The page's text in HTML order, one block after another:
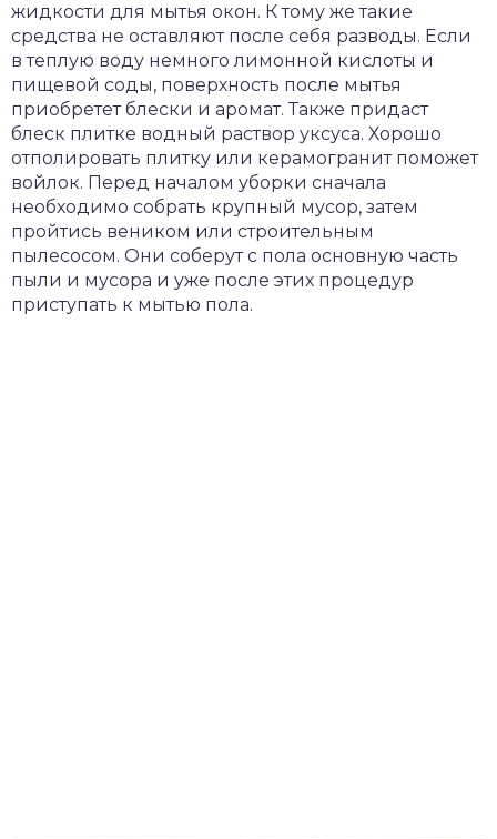
жидкости для мытья окон. К тому же такие
средства не оставляют после себя разводы. Если
в теплую воду немного лимонной кислоты и
пищевой соды, поверхность после мытья
приобретет блески и аромат. Также придаст
блеск плитке водный раствор уксуса. Хорошо
отполировать плитку или керамогранит поможет
войлок. Перед началом уборки сначала
необходимо собрать крупный мусор, затем
пройтись веником или строительным
пылесосом. Они соберут с пола основную часть
пыли и мусора и уже после этих процедур
приступать к мытью пола.